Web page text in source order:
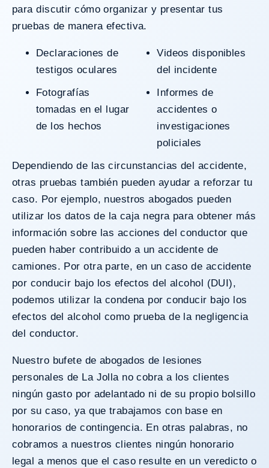
para discutir cómo organizar y presentar tus
pruebas de manera efectiva.
Declaraciones de
testigos oculares
Fotografías
tomadas en el lugar
de los hechos
Videos disponibles
del incidente
Informes de
accidentes o
investigaciones
policiales
Dependiendo de las circunstancias del accidente,
otras pruebas también pueden ayudar a reforzar tu
caso. Por ejemplo, nuestros abogados pueden
utilizar los datos de la caja negra para obtener más
información sobre las acciones del conductor que
pueden haber contribuido a unaccidente de
camiones. Por otra parte, en uncaso de accidente
por conducir bajo los efectos del alcohol (DUI),
podemos utilizar la condena por conducir bajo los
efectos del alcohol como prueba de la negligencia
del conductor.
Nuestro bufete de abogados de lesiones
personales de La Jolla no cobra a los clientes
ningún gasto por adelantado ni de su propio bolsillo
por su caso, ya que trabajamos con base en
honorarios de contingencia. En otras palabras, no
cobramos a nuestros clientes ningún honorario
legal a menos que el caso resulte en un veredicto o